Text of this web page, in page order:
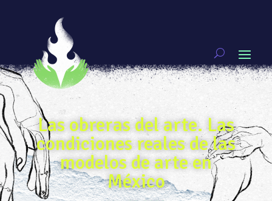
Las obreras del arte. Las
condiciones reales de las
modelos de arte en
México